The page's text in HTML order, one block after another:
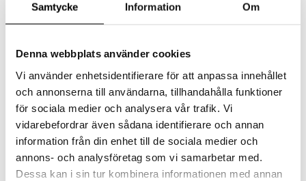
Samtycke Information Om
Denna webbplats använder cookies
Vi använder enhetsidentifierare för att anpassa innehållet
och annonserna till användarna, tillhandahålla funktioner
för sociala medier och analysera vår trafik. Vi
vidarebefordrar även sådana identifierare och annan
information från din enhet till de sociala medier och
annons- och analysföretag som vi samarbetar med.
Dessa kan i sin tur kombinera informationen med annan
Conditioner
NIOXIN
Vahvistava hoitoaine ohuille ja kemiallisesti käsitellyille hiuksille.
16,95
Treatment
NIOXIN
16,95